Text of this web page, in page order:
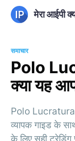
मेरा आईपी
समाचार
Polo
क्या यह
Polo Lucratura
व्यापक गाइड के
के लिए सही ट्रेडिंग